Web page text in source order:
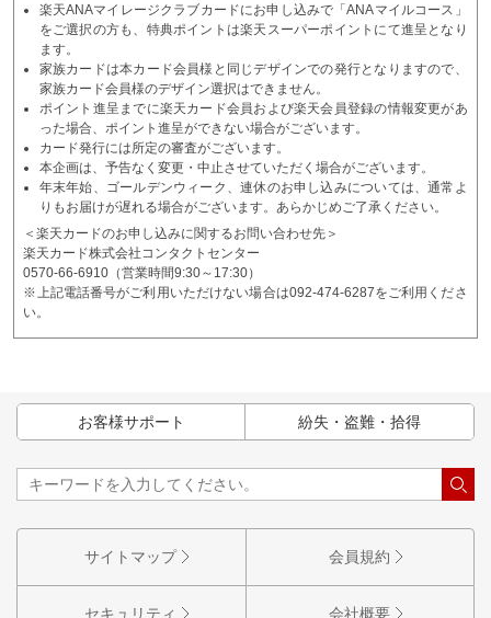
楽天ANAマイレージクラブカードにお申し込みで「ANAマイルコース」
をご選択の方も、特典ポイントは楽天スーパーポイントにて進呈となり
ます。
家族カードは本カード会員様と同じデザインでの発行となりますので、
家族カード会員様のデザイン選択はできません。
ポイント進呈までに楽天カード会員および楽天会員登録の情報変更があ
った場合、ポイント進呈ができない場合がございます。
カード発行には所定の審査がございます。
本企画は、予告なく変更・中止させていただく場合がございます。
年末年始、ゴールデンウィーク、連休のお申し込みについては、通常よ
りもお届けが遅れる場合がございます。あらかじめご了承ください。
＜楽天カードのお申し込みに関するお問い合わせ先＞
楽天カード株式会社コンタクトセンター
0570-66-6910（営業時間9:30～17:30）
※上記電話番号がご利用いただけない場合は092-474-6287をご利用くださ
い。
お客様サポート 紛失・盗難・拾得
サイトマップ 会員規約
セキュリティ 会社概要